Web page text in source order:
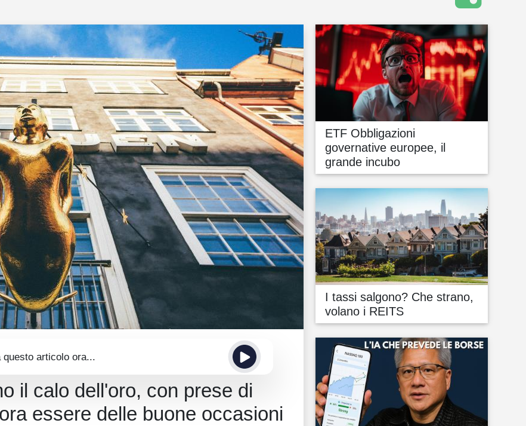
questo articolo ora...
il calo dell'oro, con prese di
essere delle buone occasioni
ETF Obbligazioni
governative europee, il
grande incubo
I tassi salgono? Che strano,
volano i REITS